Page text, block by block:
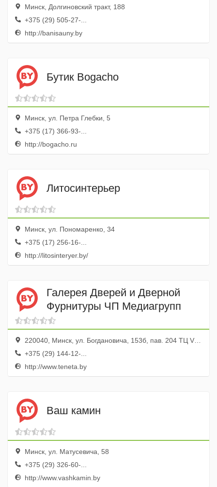
Минск, Долгиновский тракт, 188
+375 (29) 505-27-...
http://banisauny.by
Бутик Bogacho
Минск, ул. Петра Глебки, 5
+375 (17) 366-93-...
http://bogacho.ru
Литосинтерьер
Минск, ул. Пономаренко, 34
+375 (17) 256-16-...
http://litosinteryer.by/
Галерея Дверей и Дверной
Фурнитуры ЧП Медиагрупп
220040, Минск, ул. Богдановича, 153б, пав. 204 ТЦ Viessmann
+375 (29) 144-12-...
http://www.teneta.by
Ваш камин
Минск, ул. Матусевича, 58
+375 (29) 326-60-...
http://www.vashkamin.by